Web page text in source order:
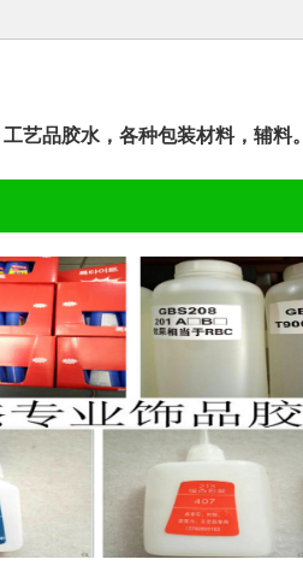
艺品胶水，各种包装材料，辅料。